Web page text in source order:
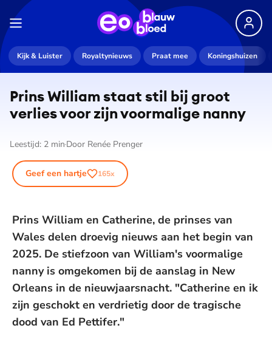
Kijk & Luister Royaltynieuws Praat mee Koningshuizen
Prins William staat stil bij groot
verlies voor zijn voormalige nanny
Leestijd: 2 min Door Renée Prenger
Geef een hartje 165x
Prins William en Catherine, de prinses van
Wales delen droevig nieuws aan het begin van
2025. De stiefzoon van William's voormalige
nanny is omgekomen bij de aanslag in New
Orleans in de nieuwjaarsnacht. "Catherine en ik
zijn geschokt en verdrietig door de tragische
dood van Ed Pettifer."